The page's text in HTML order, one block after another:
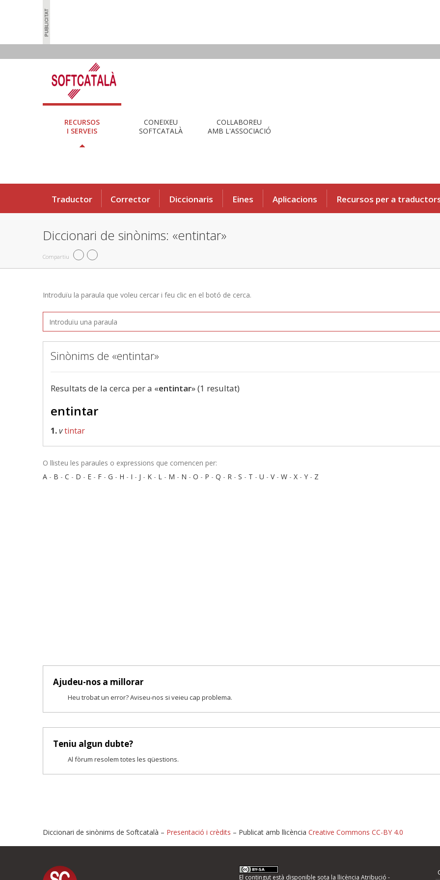
RECURSOS
I SERVEIS
CONEIXEU
SOFTCATALÀ
COL·LABOREU
AMB L'ASSOCIACIÓ
Traductor Corrector Diccionaris Eines Aplicacions Recursos per a
Diccionari de sinònims: «entintar»
Compartiu
Introduïu la paraula que voleu cercar i feu clic en el botó de cerca.
Sinònims de «entintar»
Resultats de la cerca per a «entintar» (1 resultat)
entintar
1.vtintar
O llisteu les paraules o expressions que comencen per:
A - B - C - D - E - F - G - H - I - J - K - L - M - N - O - P - Q - R - S - T - U - V- W - X - Y - Z
Ajudeu-nos a millorar
Heu trobat un error? Aviseu-nos si veieu cap problema.
Teniu algun dubte?
Al fòrum resolem totes les qüestions.
Proposeu-nos millores o informeu d'errors
Diccionari de sinònims de Softcatalà – Presentació i crèdits – Publicat amb llicència Creative Commons CC-BY 4.0
El contingut està disponible sota la llicència Atribució -